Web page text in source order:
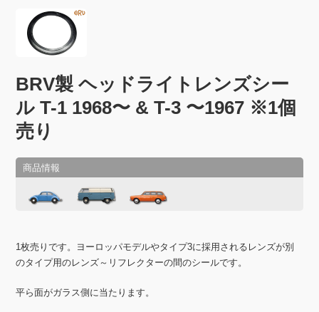
BRV製 ヘッドライトレンズシー
ル T-1 1968〜 & T-3 〜1967 ※1個
売り
1枚売りです。ヨーロッパモデルやタイプ3に採用されるレンズが別
のタイプ用のレンズ～リフレクターの間のシールです。
平ら面がガラス側に当たります。